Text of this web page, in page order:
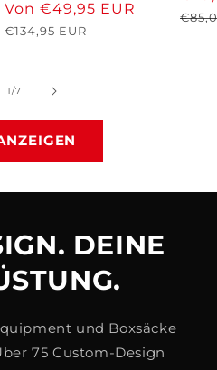
insgesamt
Verkaufspreis
Von €49,95 EUR
€134,95 EUR
1/von
7
DEINE
und Boxsäcke
75 Custom-Design